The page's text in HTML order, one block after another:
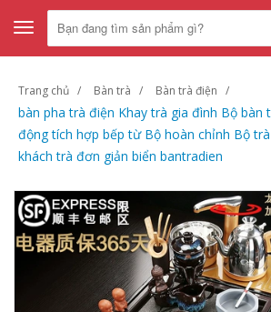
Toggle
navigation
Trang chủ Bàn trà Bàn trà điện
bàn pha trà điện Khay trà gia đình Bộ bàn
động tích hợp bếp từ Bộ hoàn chỉnh Bộ
khách trà đơn giản biển bantradien